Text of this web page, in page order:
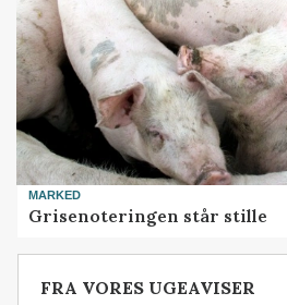
MARKED
Grisenoteringen står stille
FRA VORES UGEAVISER